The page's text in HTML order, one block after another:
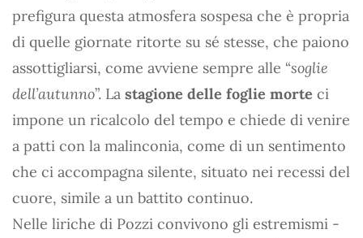
prefigura questa atmosfera sospesa che è propria
di quelle giornate ritorte su sé stesse, che paiono
assottigliarsi, come avviene sempre alle “soglie
dell’autunno”. La stagione delle foglie morte ci
impone un ricalcolo del tempo e chiede di venire
a patti con la malinconia, come di un sentimento
che ci accompagna silente, situato nei recessi del
cuore, simile a un battito continuo.
Nelle liriche di Pozzi convivono gli estremismi -